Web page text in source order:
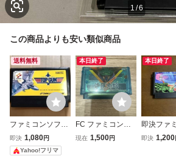
1/6
この商品よりも安い類似商品
送料無料
ファミコンソフト
トップガン KONA
MI
即決 1,080円
Yahoo!フリマ
本日終了
FC ファミコンソ
フト 沙羅曼蛇 サ
現在 1,500円
本日終了
即決ファ
フト 月風
即決 1,200